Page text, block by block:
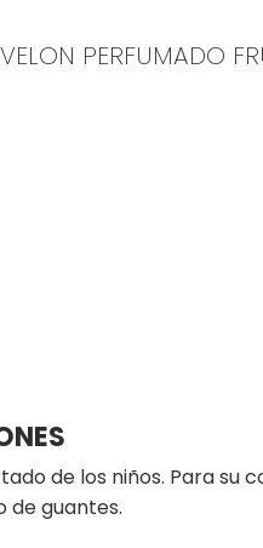
PERFUMADO
de los niños. Para su
de guantes.